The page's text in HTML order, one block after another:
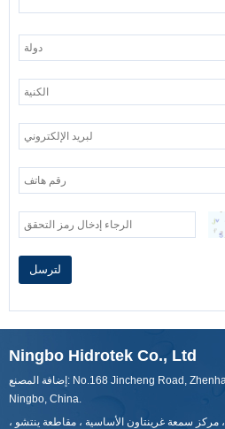
لترسل
Ningbo Hidrotek Co., Ltd
إضافة المصنع: No.168 Jincheng Road, Zhenhai Economic Development Zone,
Ningbo, China.
مكتب المبيعات إضافة. : كتلة # 11 ، مركز سمعة غرينتاون الأساسية ، مقاطعة ينتشو ،